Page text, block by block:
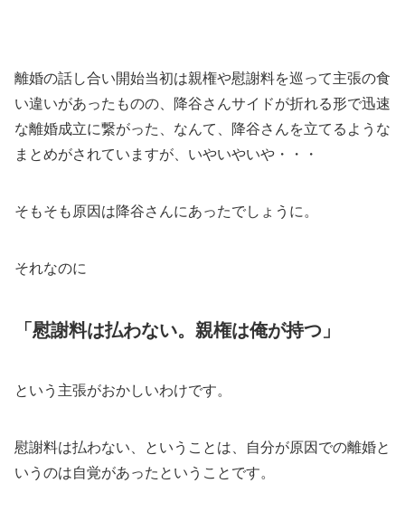
離婚の話し合い開始当初は親権や慰謝料を巡って主張の食
い違いがあったものの、降谷さんサイドが折れる形で迅速
な離婚成立に繋がった、なんて、降谷さんを立てるような
まとめがされていますが、いやいやいや・・・
そもそも原因は降谷さんにあったでしょうに。
それなのに
「慰謝料は払わない。親権は俺が持つ」
という主張がおかしいわけです。
慰謝料は払わない、ということは、自分が原因での離婚と
いうのは自覚があったということです。